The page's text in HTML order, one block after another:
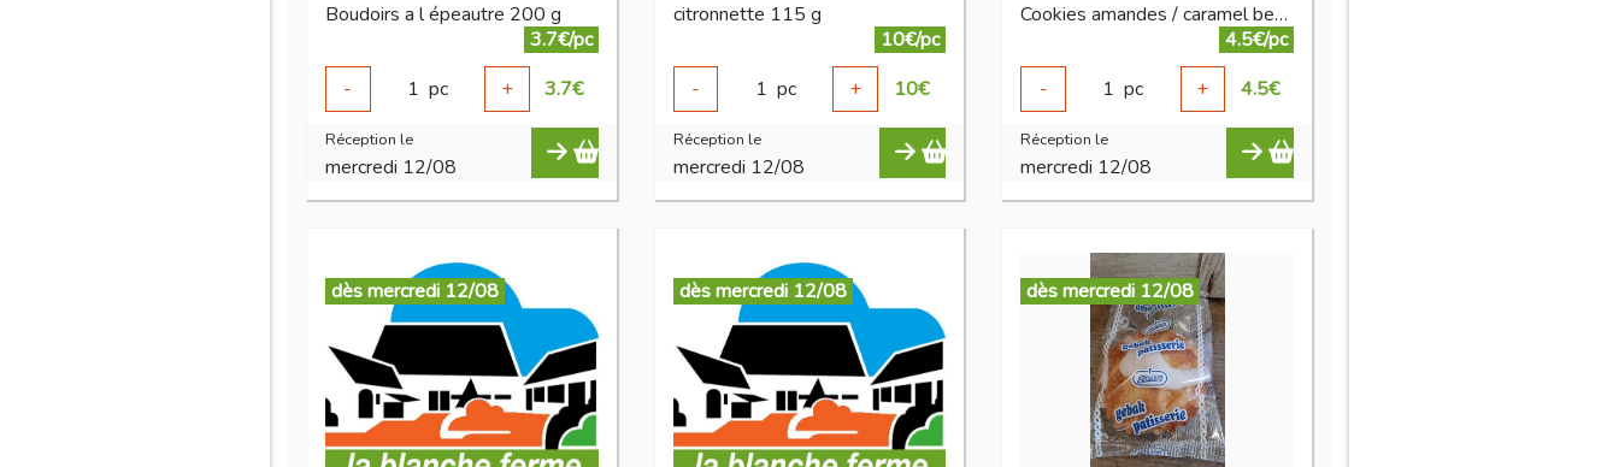
Boudoirs a l épeautre 200 g
3.7€/pc
-
1 pc + 3.7€
Réception le
mercredi 12/08
citronnette 115 g
10€/pc
-
1 pc + 10€
Réception le
mercredi 12/08
Cookies amandes / caramel beurre salé 125 g
4.5€/pc
-
1 pc + 4.5€
Réception le
mercredi 12/08
dès mercredi 12/08 dès mercredi 12/08 dès mercredi 12/08